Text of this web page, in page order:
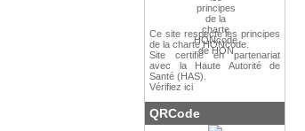
Ce site respecte les principes
de la charte HONcode
Site certifié en partenariat
avec la Haute Autorité de
Santé (HAS).
Vérifiez ici
QRCode